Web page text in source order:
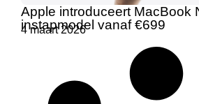
Apple introduceert MacBook
instapmodel vanaf €699
4 maart 2026